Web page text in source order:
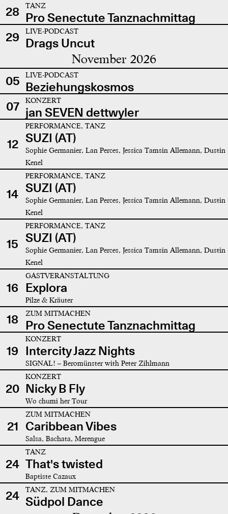
28
TANZ
Pro Senectute Tanznachmittag
29
LIVE-PODCAST
Drags Uncut
November 2026
05 LIVE-PODCAST
Beziehungskosmos
07
KONZERT
jan SEVEN dettwyler
12
PERFORMANCE, TANZ
SUZI (AT)
Sophie Germanier, Lan Perces, Jessica Tamsin Allemann, Dustin
Kenel
14
PERFORMANCE, TANZ
SUZI (AT)
Sophie Germanier, Lan Perces, Jessica Tamsin Allemann, Dustin
Kenel
15
PERFORMANCE, TANZ
SUZI (AT)
Sophie Germanier, Lan Perces, Jessica Tamsin Allemann, Dustin
Kenel
16
GASTVERANSTALTUNG
Explora
Pilze & Kräuter
18 ZUM MITMACHEN
Pro Senectute Tanznachmittag
19
KONZERT
Intercity Jazz Nights
SIGNAL! – Beromünster with Peter Zihlmann
20
KONZERT
Nicky B Fly
Wo chumi her Tour
21
ZUM MITMACHEN
Caribbean Vibes
Salsa, Bachata, Merengue
24
TANZ
That's twisted
Baptiste Cazaux
24 TANZ, ZUM MITMACHEN
Südpol Dance